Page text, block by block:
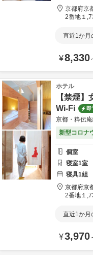
京都府京
2番地１
直近1か月
¥8,330
ホテル
【禁煙
Wi-Fi
即
京都・粋伝
新型コロナ
個室
寝室1室
寝具1組
京都府京
2番地１
直近1か月
¥3,970